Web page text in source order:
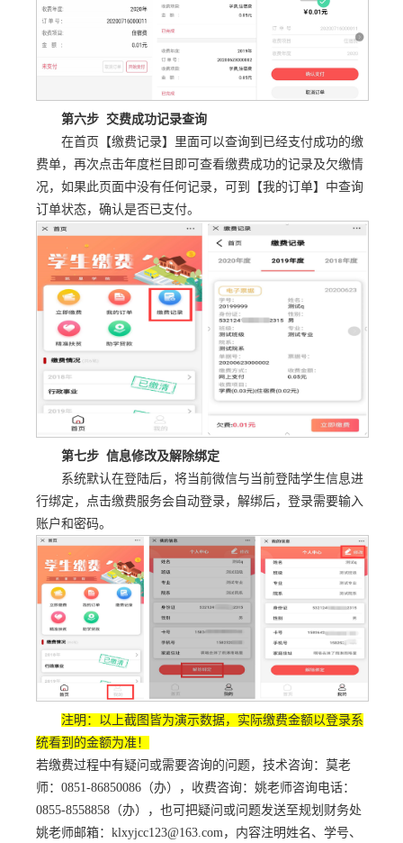
第六步 交费成功记录查询
在首页【缴费记录】里面可以查询到已经支付成功的缴
费单，再次点击年度栏目即可查看缴费成功的记录及欠缴情
况，如果此页面中没有任何记录，可到【我的订单】中查询
订单状态，确认是否已支付。
第七步 信息修改及解除绑定
系统默认在登陆后，将当前微信与当前登陆学生信息进
行绑定，点击缴费服务会自动登录，解绑后，登录需要输入
账户和密码。
注明：以上截图皆为演示数据，实际缴费金额以登录系
统看到的金额为准！
若缴费过程中有疑问或需要咨询的问题，技术咨询：莫老
师：0851-86850086（办），收费咨询：姚老师咨询电话：
0855-8558858（办），也可把疑问或问题发送至规划财务处
姚老师邮箱：klxyjcc123@163.com，内容注明姓名、学号、